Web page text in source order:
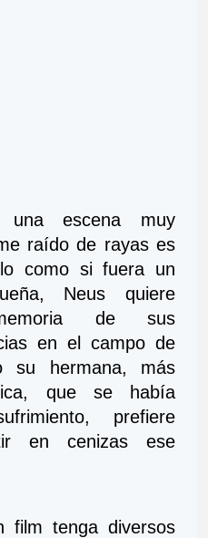
escena muy
raído de rayas es
como si fuera un
Neus quiere
de sus
en el campo de
su hermana, más
que se había
prefiere
en cenizas ese
film tenga diversos